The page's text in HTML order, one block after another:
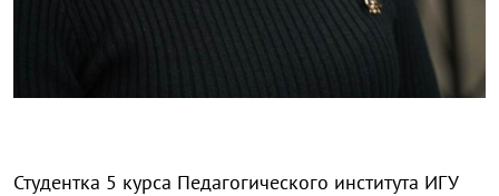
Студентка 5 курса Педагогического института ИГУ